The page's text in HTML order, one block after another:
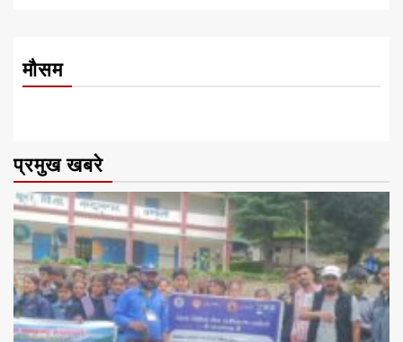
मौसम
प्रमुख खबरे